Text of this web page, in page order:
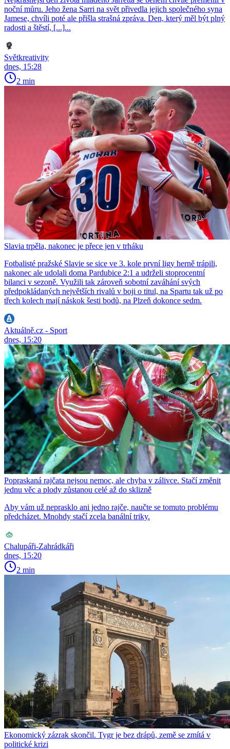
noční můru. Jeho žena Sarri na svět přivedla jejich společného syna
Jamese, chvíli poté ale přišla strašná zpráva. Den, který měl být plný
radosti a štěstí, [...]...
Světkreativity
dnes, 15:28
2 min
Slavia trpěla, nakonec je přece jen v trháku
Fotbalisté pražské Slavie se sice ve 3. kole první ligy herně trápili,
nakonec ale udolali doma Pardubice 2:1 a udrželi stoprocentní
bilanci v sezoně. Využili tak zároveň sobotní zaváhání svých
předpokládaných největších rivalů v boji o titul, na Spartu tak už po
třech kolech mají náskok šesti bodů, na Plzeň dokonce sedm.
Aktuálně.cz - Sport
dnes, 15:20
Popraskaná rajčata nejsou nemoc, ale chyba v zálivce. Stačí změnit
jednu věc a plody zůstanou celé až do sklizně
Aby vám už neprasklo ani jedno rajče, naučte se tomuto problému
předcházet. Mnohdy stačí zcela banální triky.
Chalupáři-Zahrádkáři
dnes, 15:20
2 min
Ekonomický zázrak skončil. Tygr je bez drápů, země se zmítá v
politické krizi